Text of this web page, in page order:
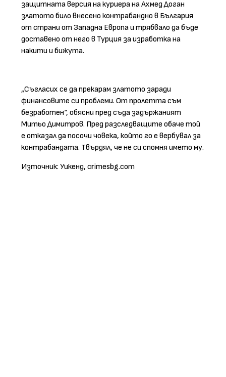
защитната версия на куриера на Ахмед Доган
златото било внесено контрабандно в България
от страни от Западна Европа и трябвало да бъде
доставено от него в Турция за изработка на
накити и бижута.
„Съгласих се да прекарам златото заради
финансовите си проблеми. От пролетта съм
безработен“, обясни пред съда задържаният
Митьо Димитров. Пред разследващите обаче той
е отказал да посочи човека, който го е вербувал за
контрабандата. Твърдял, че не си спомня името му.
Източник: Уикенд, crimesbg.com